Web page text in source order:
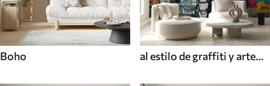
Boho
al estilo de graffiti y arte